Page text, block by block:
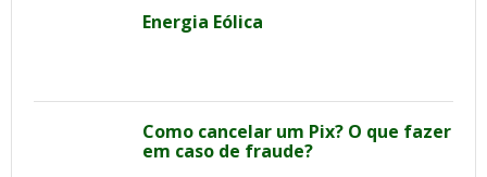
Energia Eólica
Como cancelar um Pix? O que fazer
em caso de fraude?